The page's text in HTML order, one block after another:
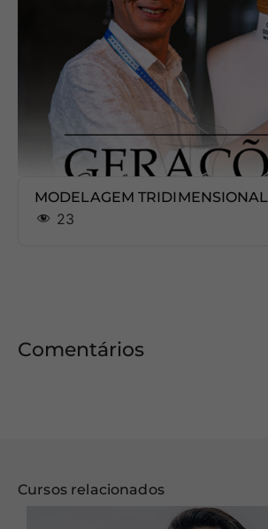
MODELAGEM TRIDIMENSIONAL
23
Comentários
Cursos relacionados